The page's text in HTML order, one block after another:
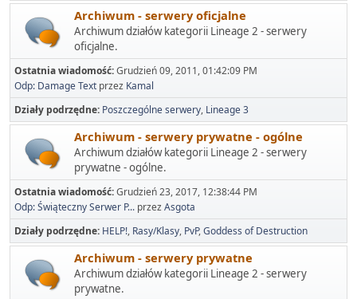
Archiwum - serwery oficjalne
Archiwum działów kategorii Lineage 2 - serwery
oficjalne.
Ostatnia wiadomość:Grudzień 09, 2011, 01:42:09 PM
Odp: Damage Text przez Kamal
Działy podrzędne Poszczególne serwery Lineage 3
Archiwum - serwery prywatne - ogólne
Archiwum działów kategorii Lineage 2 - serwery
prywatne - ogólne.
Ostatnia wiadomość:Grudzień 23, 2017, 12:38:44 PM
Odp: Świąteczny Serwer P... przezAsgota
Działy podrzędne HELP! Rasy/Klasy PvP Goddess of Destruction
Archiwum - serwery prywatne
Archiwum działów kategorii Lineage 2 - serwery
prywatne.